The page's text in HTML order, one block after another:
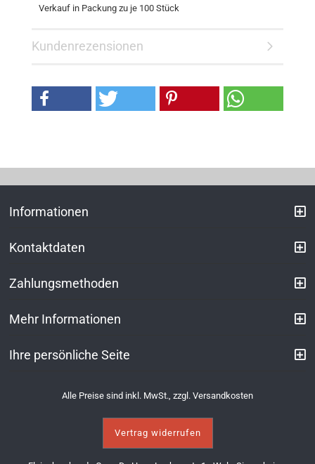
Verkauf in Packung zu je 100 Stück
Kundenrezensionen
Informationen
Kontaktdaten
Zahlungsmethoden
Mehr Informationen
Ihre persönliche Seite
Alle Preise sind inkl. MwSt., zzgl. Versandkosten
Vertrag widerrufen